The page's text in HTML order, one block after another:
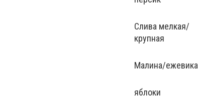
Слива мелкая/
крупная
Малина/ежевика
яблоки